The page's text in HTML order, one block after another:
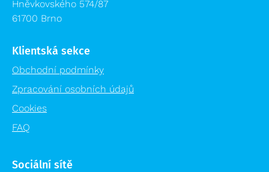
Logistika pro zdravotnictví
Modulární organizační vozík MPO
Lešení výprodej
Hněvkovského 574/87
61700 Brno
Klientská sekce
Obchodní podmínky
Zpracování osobních údajů
Cookies
FAQ
Sociální sítě